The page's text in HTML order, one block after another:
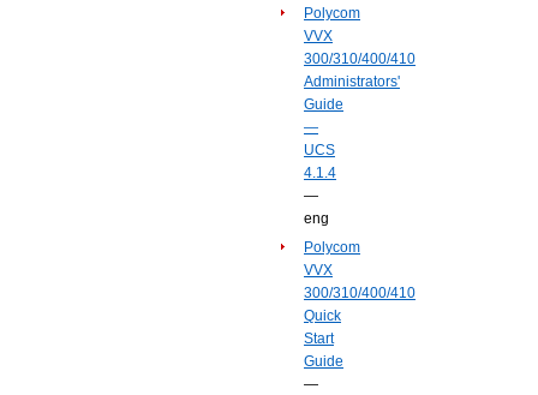
Polycom
VVX
300/310/400/410
Administrators'
Guide
—
UCS
4.1.4
—
eng
Polycom
VVX
300/310/400/410
Quick
Start
Guide
—